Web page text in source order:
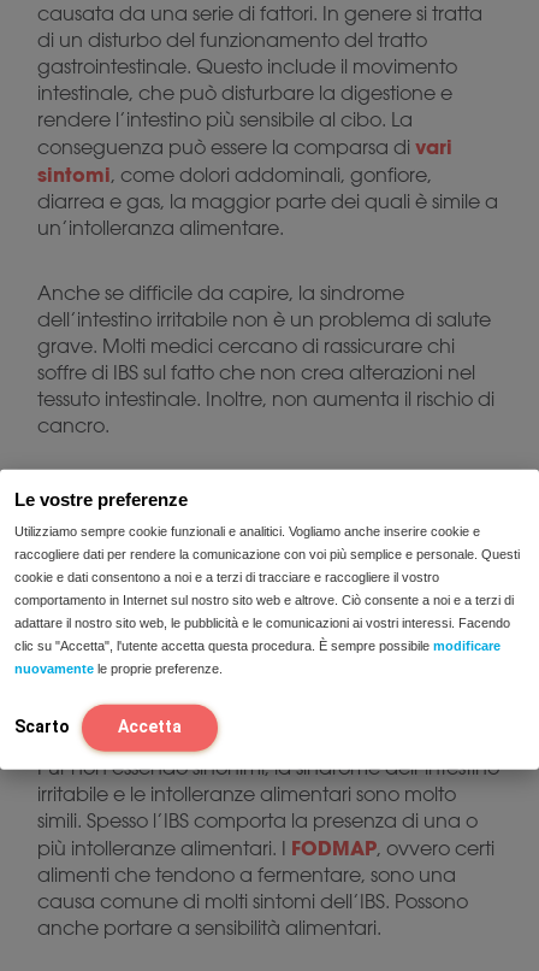
Le vostre preferenze
Utilizziamo sempre cookie funzionali e analitici. Vogliamo anche inserire cookie e
raccogliere dati per rendere la comunicazione con voi più semplice e personale. Questi
cookie e dati consentono a noi e a terzi di tracciare e raccogliere il vostro
comportamento in Internet sul nostro sito web e altrove. Ciò consente a noi e a terzi di
adattare il nostro sito web, le pubblicità e le comunicazioni ai vostri interessi. Facendo
clic su "Accetta", l'utente accetta questa procedura. È sempre possibile modificare
nuovamente le proprie preferenze.
Scarto Accetta
causata da una serie di fattori. In genere si tratta
di un disturbo del funzionamento del tratto
gastrointestinale. Questo include il movimento
intestinale, che può disturbare la digestione e
rendere l’intestino più sensibile al cibo. La
conseguenza può essere la comparsa di vari
sintomi, come dolori addominali, gonfiore,
diarrea e gas, la maggior parte dei quali è simile a
un’intolleranza alimentare.
Anche se difficile da capire, la sindrome
dell’intestino irritabile non è un problema di salute
grave. Molti medici cercano di rassicurare chi
soffre di IBS sul fatto che non crea alterazioni nel
tessuto intestinale. Inoltre, non aumenta il rischio di
cancro.
Tuttavia, la sindrome dell’intestino irritabile è una
condizione alimentare molto fastidiosa che può
avere un impatto notevole sulla vita quotidiana.
In che modo le intolleranze
alimentari e la sindrome
dell’intestino irritabile si
sovrappongono
Pur non essendo sinonimi, la sindrome dell’intestino
irritabile e le intolleranze alimentari sono molto
simili. Spesso l’IBS comporta la presenza di una o
più intolleranze alimentari. I FODMAP, ovvero certi
alimenti che tendono a fermentare, sono una
causa comune di molti sintomi dell’IBS. Possono
anche portare a sensibilità alimentari.